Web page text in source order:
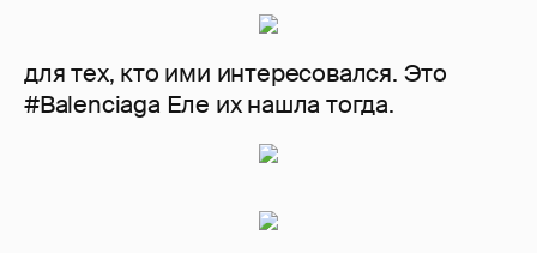
для тех, кто ими интересовался. Это
#Balenciaga Еле их нашла тогда.